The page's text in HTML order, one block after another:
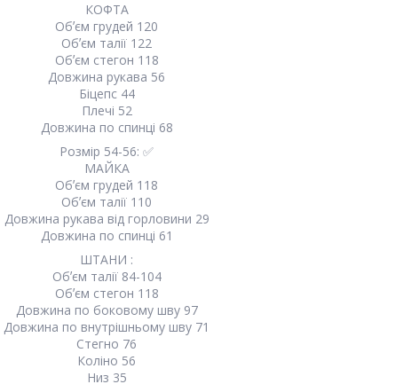
КОФТА
Обʼєм грудей 120
Обʼєм талії 122
Обʼєм стегон 118
Довжина рукава 56
Біцепс 44
Плечі 52
Довжина по спинці 68
Розмір 54-56: ✅
МАЙКА
Обʼєм грудей 118
Обʼєм талії 110
Довжина рукава від горловини 29
Довжина по спинці 61
ШТАНИ :
Обʼєм талії 84-104
Обʼєм стегон 118
Довжина по боковому шву 97
Довжина по внутрішньому шву 71
Стегно 76
Коліно 56
Низ 35